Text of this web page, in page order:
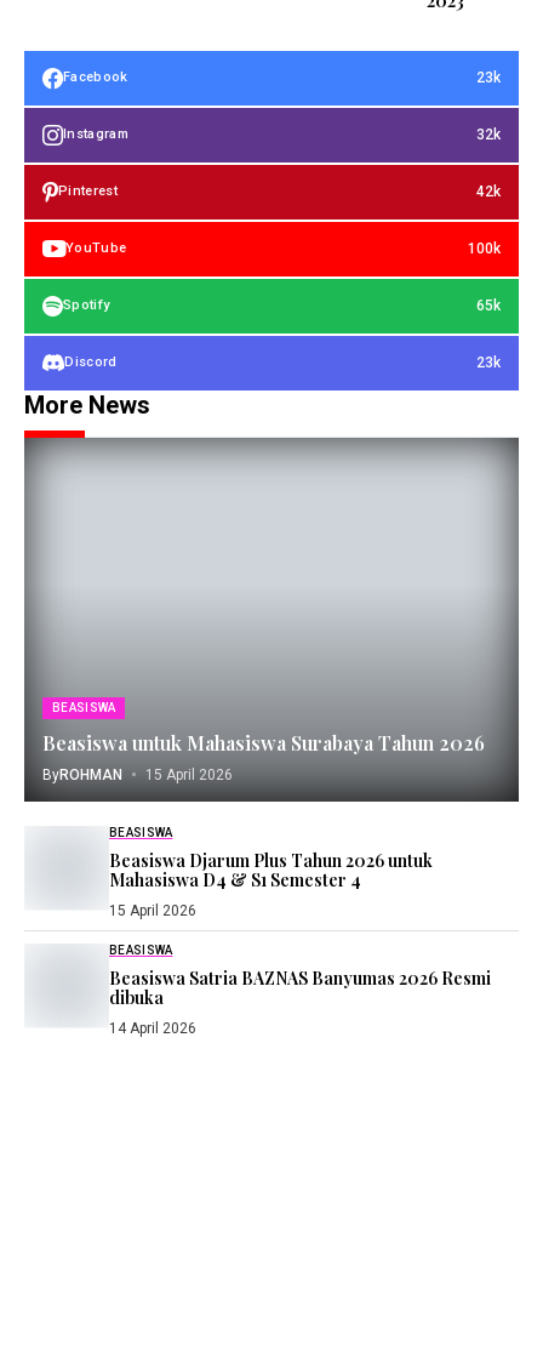
Facebook 23k
Instagram 32k
Pinterest 42k
YouTube 100k
Spotify 65k
Discord 23k
More News
BEASISWA
Beasiswa untuk Mahasiswa Surabaya Tahun 2026
ByROHMAN 15 April 2026
BEASISWA
Beasiswa Djarum Plus Tahun 2026 untuk
Mahasiswa D4 & S1 Semester 4
15 April 2026
BEASISWA
Beasiswa Satria BAZNAS Banyumas 2026 Resmi
dibuka
14 April 2026